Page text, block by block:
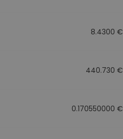
8.4300 €
440.730 €
0.170550000 €